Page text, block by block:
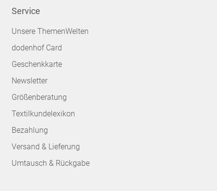
Service
Unsere ThemenWelten
dodenhof Card
Geschenkkarte
Newsletter
Größenberatung
Textilkundelexikon
Bezahlung
Versand & Lieferung
Umtausch & Rückgabe